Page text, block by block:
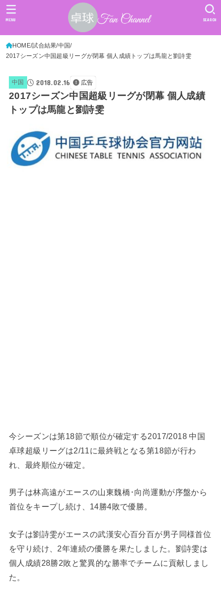
SEARCH
MENU
HOME 試合結果 中国
2017シーズン中国超級リーグが閉幕 個人成績トップは馬龍と劉詩雯
中国 2018.02.16 広告
2017シーズン中国超級リーグが閉幕 個人成績
トップは馬龍と劉詩雯
今シーズンは第18節で順位が確定する2017/2018 中国
卓球超級リーグは2/11に最終戦となる第18節が行わ
れ、最終順位が確定。
男子は林高遠がエースの山東魏橋･向尚運動が序盤から
首位をキープし続け、14勝4敗で優勝。
女子は劉詩雯がエースの武漢安心百分百が男子同様首位
を守り続け、2年連続の優勝を果たしました。劉詩雯は
個人成績28勝2敗と驚異的な勝率でチームに貢献しまし
た。